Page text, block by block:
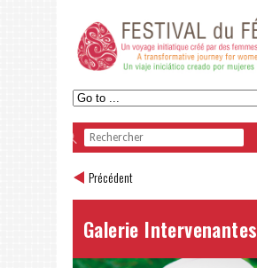
Précédent
Galerie Intervenantes